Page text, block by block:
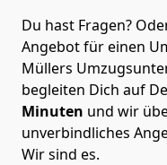
Du hast Fragen?
Angebot für einen
Müllers
begleiten Dich auf
Minuten und wir
unverbindliches
Wir sind es.